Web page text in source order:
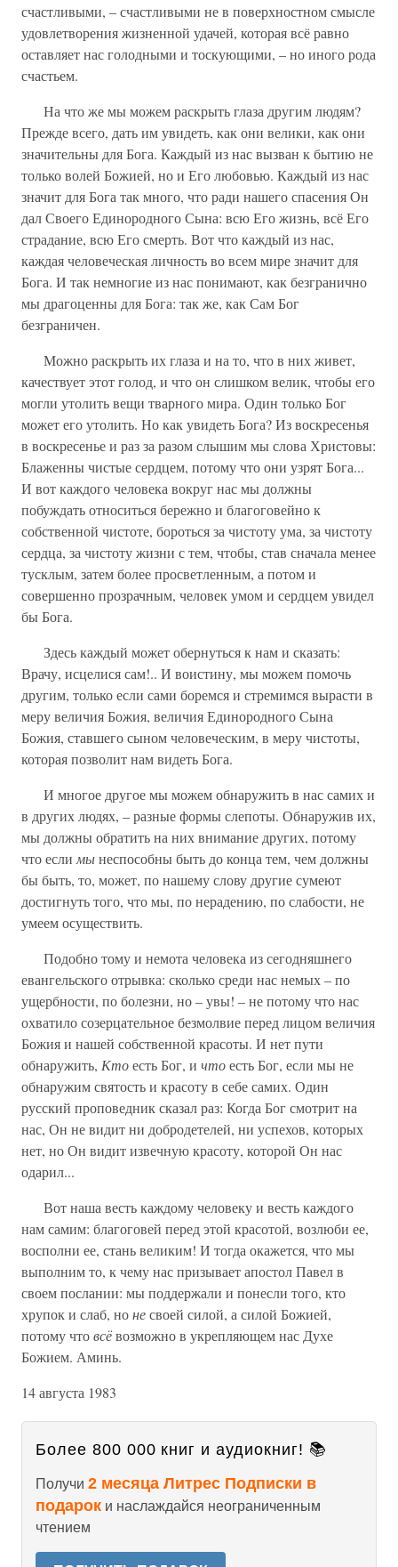
счастливыми, – счастливыми не в поверхностном смысле
удовлетворения жизненной удачей, которая всё равно
оставляет нас голодными и тоскующими, – но иного рода
счастьем.
На что же мы можем раскрыть глаза другим людям?
Прежде всего, дать им увидеть, как они велики, как они
значительны для Бога. Каждый из нас вызван к бытию не
только волей Божией, но и Его любовью. Каждый из нас
значит для Бога так много, что ради нашего спасения Он
дал Своего Единородного Сына: всю Его жизнь, всё Его
страдание, всю Его смерть. Вот что каждый из нас,
каждая человеческая личность во всем мире значит для
Бога. И так немногие из нас понимают, как безгранично
мы драгоценны для Бога: так же, как Сам Бог
безграничен.
Можно раскрыть их глаза и на то, что в них живет,
качествует этот голод, и что он слишком велик, чтобы его
могли утолить вещи тварного мира. Один только Бог
может его утолить. Но как увидеть Бога? Из воскресенья
в воскресенье и раз за разом слышим мы слова Христовы:
Блаженны чистые сердцем, потому что они узрят Бога...
И вот каждого человека вокруг нас мы должны
побуждать относиться бережно и благоговейно к
собственной чистоте, бороться за чистоту ума, за чистоту
сердца, за чистоту жизни с тем, чтобы, став сначала менее
тусклым, затем более просветленным, а потом и
совершенно прозрачным, человек умом и сердцем увидел
бы Бога.
Здесь каждый может обернуться к нам и сказать:
Врачу, исцелися сам!.. И воистину, мы можем помочь
другим, только если сами боремся и стремимся вырасти в
меру величия Божия, величия Единородного Сына
Божия, ставшего сыном человеческим, в меру чистоты,
которая позволит нам видеть Бога.
И многое другое мы можем обнаружить в нас самих и
в других людях, – разные формы слепоты. Обнаружив их,
мы должны обратить на них внимание других, потому
что если мынеспособны быть до конца тем, чем должны
бы быть, то, может, по нашему слову другие сумеют
достигнуть того, что мы, по нерадению, по слабости, не
умеем осуществить.
Подобно тому и немота человека из сегодняшнего
евангельского отрывка: сколько среди нас немых – по
ущербности, по болезни, но – увы! – не потому что нас
охватило созерцательное безмолвие перед лицом величия
Божия и нашей собственной красоты. И нет пути
обнаружить, Ктоесть Бог, и чтоесть Бог, если мы не
обнаружим святость и красоту в себе самих. Один
русский проповедник сказал раз: Когда Бог смотрит на
нас, Он не видит ни добродетелей, ни успехов, которых
нет, но Он видит извечную красоту, которой Он нас
одарил...
Вот наша весть каждому человеку и весть каждого
нам самим: благоговей перед этой красотой, возлюби ее,
восполни ее, стань великим! И тогда окажется, что мы
выполним то, к чему нас призывает апостол Павел в
своем послании: мы поддержали и понесли того, кто
хрупок и слаб, нонесвоей силой, а силой Божией,
потому чтовсёвозможно в укрепляющем нас Духе
Божием. Аминь.
14 августа 1983
Более 800 000 книг и аудиокниг! 📚
Получи 2 месяца Литрес Подписки в
подарок и наслаждайся неограниченным
чтением